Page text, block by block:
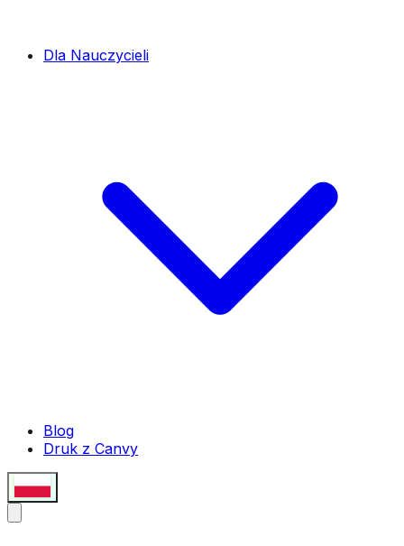
Dla Nauczycieli
Blog
Druk z Canvy